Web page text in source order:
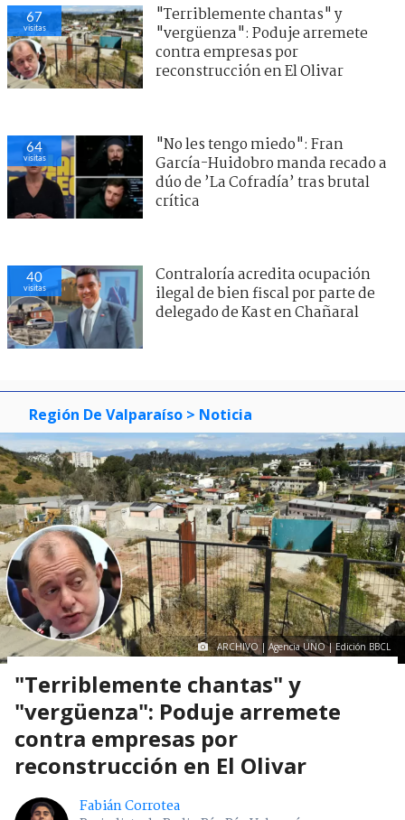
67
visitas
"Terriblemente chantas" y
"vergüenza": Poduje arremete
contra empresas por
reconstrucción en El Olivar
64
visitas
"No les tengo miedo": Fran
García-Huidobro manda recado a
dúo de ’La Cofradía’ tras brutal
crítica
40
visitas
Contraloría acredita ocupación
ilegal de bien fiscal por parte de
delegado de Kast en Chañaral
Región De Valparaíso > Noticia
ARCHIVO | Agencia UNO | Edición BBCL
"Terriblemente chantas" y
"vergüenza": Poduje arremete
contra empresas por
reconstrucción en El Olivar
Fabián Corrotea